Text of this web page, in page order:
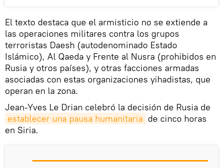
El texto destaca que el armisticio no se extiende a
las operaciones militares contra los grupos
terroristas Daesh (autodenominado Estado
Islámico), Al Qaeda y Frente al Nusra (prohibidos en
Rusia y otros países), y otras facciones armadas
asociadas con estas organizaciones yihadistas, que
operan en la zona.
Jean-Yves Le Drian celebró la decisión de Rusia de
establecer una pausa humanitaria de cinco horas
en Siria.